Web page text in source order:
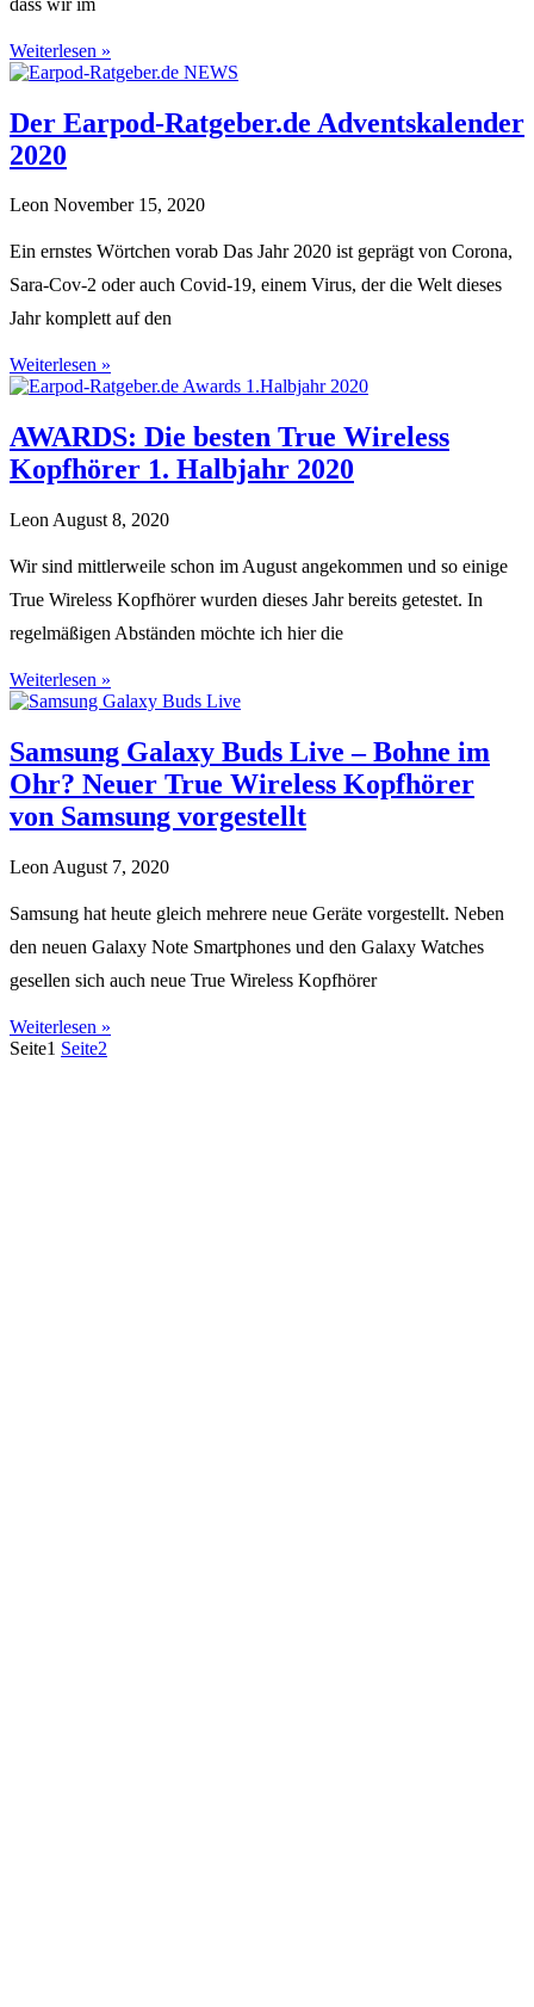
Weiterlesen »
Der Earpod-Ratgeber.de Adventskalender
2020
Leon November 15, 2020
Ein ernstes Wörtchen vorab Das Jahr 2020 ist geprägt von Corona,
Sara-Cov-2 oder auch Covid-19, einem Virus, der die Welt dieses
Jahr komplett auf den
Weiterlesen »
AWARDS: Die besten True Wireless
Kopfhörer 1. Halbjahr 2020
Leon August 8, 2020
Wir sind mittlerweile schon im August angekommen und so einige
True Wireless Kopfhörer wurden dieses Jahr bereits getestet. In
regelmäßigen Abständen möchte ich hier die
Weiterlesen »
Samsung Galaxy Buds Live – Bohne im
Ohr? Neuer True Wireless Kopfhörer
von Samsung vorgestellt
Leon August 7, 2020
Samsung hat heute gleich mehrere neue Geräte vorgestellt. Neben
den neuen Galaxy Note Smartphones und den Galaxy Watches
gesellen sich auch neue True Wireless Kopfhörer
Weiterlesen »
Seite1 Seite2